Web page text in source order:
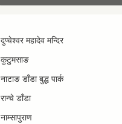
दुप्चेश्वर महादेव मन्दिर
कुटुमसाङ
नाटाङ डाँडा बुद्ध पार्क
रान्चे डाँडा
नाम्सापुराण